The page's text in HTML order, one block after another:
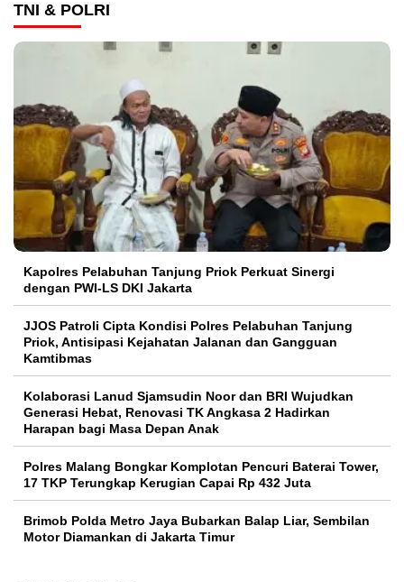
TNI & POLRI
Kapolres Pelabuhan Tanjung Priok Perkuat Sinergi
dengan PWI-LS DKI Jakarta
JJOS Patroli Cipta Kondisi Polres Pelabuhan Tanjung
Priok, Antisipasi Kejahatan Jalanan dan Gangguan
Kamtibmas
Kolaborasi Lanud Sjamsudin Noor dan BRI Wujudkan
Generasi Hebat, Renovasi TK Angkasa 2 Hadirkan
Harapan bagi Masa Depan Anak
Polres Malang Bongkar Komplotan Pencuri Baterai Tower,
17 TKP Terungkap Kerugian Capai Rp 432 Juta
Brimob Polda Metro Jaya Bubarkan Balap Liar, Sembilan
Motor Diamankan di Jakarta Timur